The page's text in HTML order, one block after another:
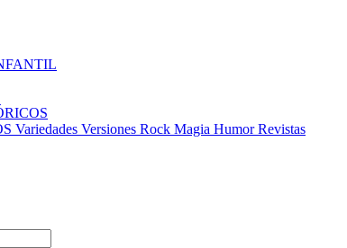
Variedades Versiones Rock Magia Humor Revistas